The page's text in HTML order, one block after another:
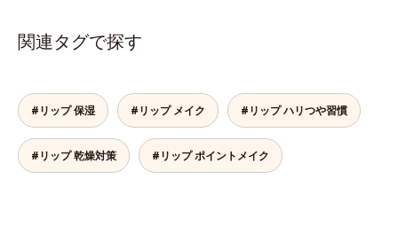
関連タグで探す
#リップ 保湿 #リップ メイク #リップ ハリつや習慣
#リップ 乾燥対策 #リップ ポイントメイク